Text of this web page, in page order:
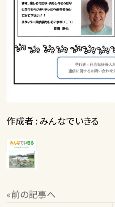
作成者 : みんなでいきる
«前の記事へ